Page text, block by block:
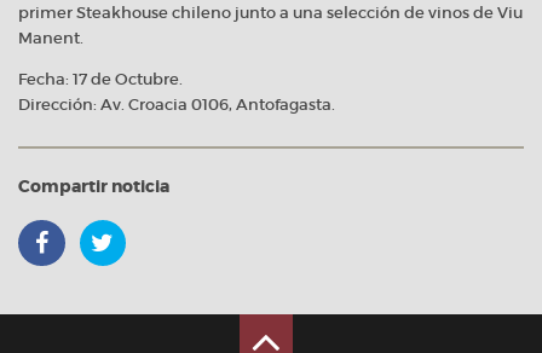
primer Steakhouse chileno junto a una selección de vinos de Viu
Manent.
Fecha: 17 de Octubre.
Dirección: Av. Croacia 0106, Antofagasta.
Compartir noticia